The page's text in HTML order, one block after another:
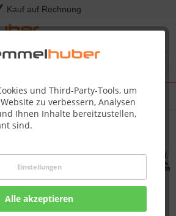
Kauf auf Rechnung
und Third-Party-Tools, um
zu verbessern, Analysen
Ihnen Inhalte bereitzustellen,
sind.
Einstellungen
Alle akzeptieren
BIO für Bio-Saunaöfen